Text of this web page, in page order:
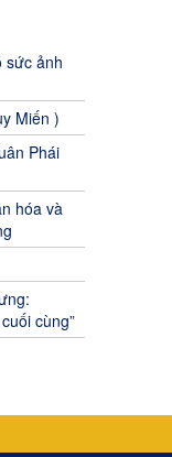
sức ảnh
Miến )
Phái
hóa và
cùng”